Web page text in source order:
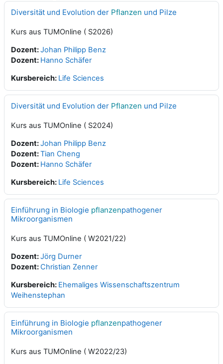
Diversität und Evolution der Pflanzen und Pilze
Kurs aus TUMOnline ( S2026)
Dozent:Johan Philipp Benz
Dozent: Hanno Schäfer
Kursbereich: Life Sciences
Diversität und Evolution der Pflanzen und Pilze
Kurs aus TUMOnline ( S2024)
Dozent:Johan Philipp Benz
Dozent:Tian Cheng
Dozent: Hanno Schäfer
Kursbereich: Life Sciences
Einführung in Biologie pflanzenpathogener
Mikroorganismen
Kurs aus TUMOnline ( W2021/22)
Dozent:Jörg Durner
Dozent:Christian Zenner
Kursbereich: Ehemaliges Wissenschaftszentrum
Weihenstephan
Einführung in Biologie pflanzenpathogener
Mikroorganismen
Kurs aus TUMOnline ( W2022/23)